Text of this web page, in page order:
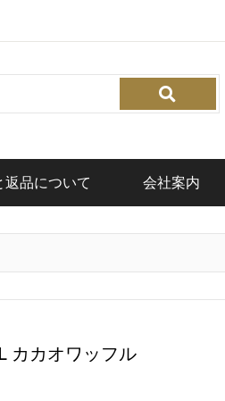
返品について 会社案内
カカオワッフル